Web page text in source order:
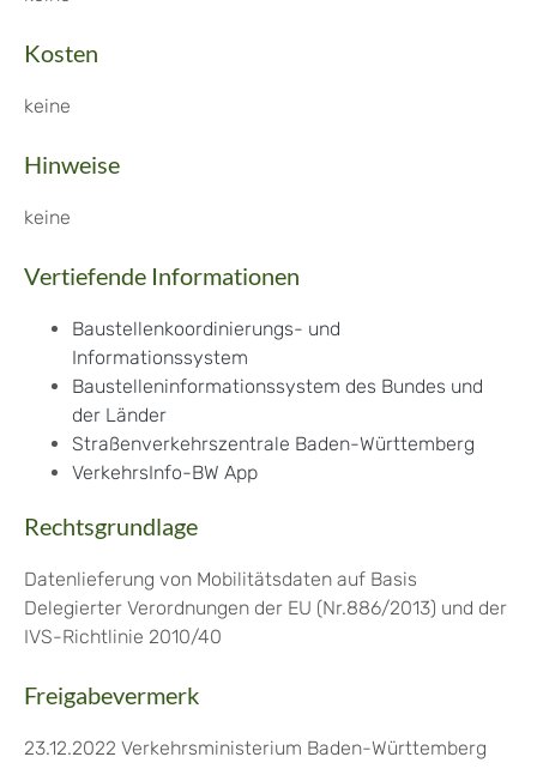
Kosten
keine
Hinweise
keine
Vertiefende Informationen
Baustellenkoordinierungs- und
Informationssystem
Baustelleninformationssystem des Bundes und
der Länder
Straßenverkehrszentrale Baden-Württemberg
VerkehrsInfo-BW App
Rechtsgrundlage
Datenlieferung von Mobilitätsdaten auf Basis
Delegierter Verordnungen der EU (Nr.886/2013) und der
IVS-Richtlinie 2010/40
Freigabevermerk
23.12.2022 Verkehrsministerium Baden-Württemberg